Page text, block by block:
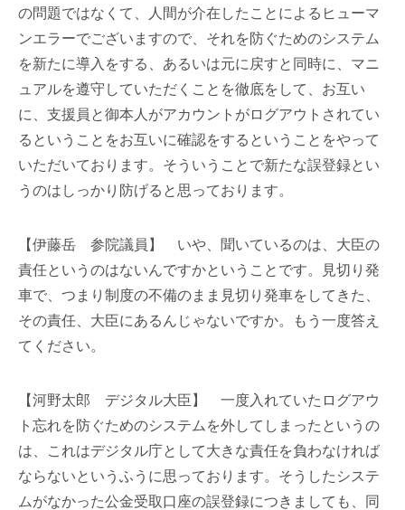
の問題ではなくて、人間が介在したことによるヒューマ
ンエラーでございますので、それを防ぐためのシステム
を新たに導入をする、あるいは元に戻すと同時に、マニ
ュアルを遵守していただくことを徹底をして、お互い
に、支援員と御本人がアカウントがログアウトされてい
るということをお互いに確認をするということをやって
いただいております。そういうことで新たな誤登録とい
うのはしっかり防げると思っております。
【伊藤岳 参院議員】 いや、聞いているのは、大臣の
責任というのはないんですかということです。見切り発
車で、つまり制度の不備のまま見切り発車をしてきた、
その責任、大臣にあるんじゃないですか。もう一度答え
てください。
【河野太郎 デジタル大臣】 一度入れていたログアウ
ト忘れを防ぐためのシステムを外してしまったというの
は、これはデジタル庁として大きな責任を負わなければ
ならないというふうに思っております。そうしたシステ
ムがなかった公金受取口座の誤登録につきましても、同